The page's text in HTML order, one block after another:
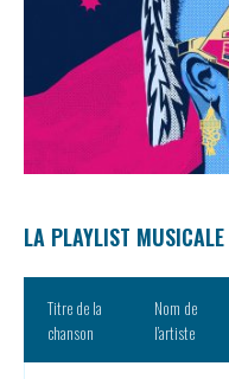
LA PLAYLIST MUSICALE
Titre de la
chanson
Nom de
l’artiste